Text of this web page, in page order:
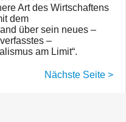
Art des Wirtschaftens
dem
über sein neues –
–
am Limit“.
Nächste Seite >